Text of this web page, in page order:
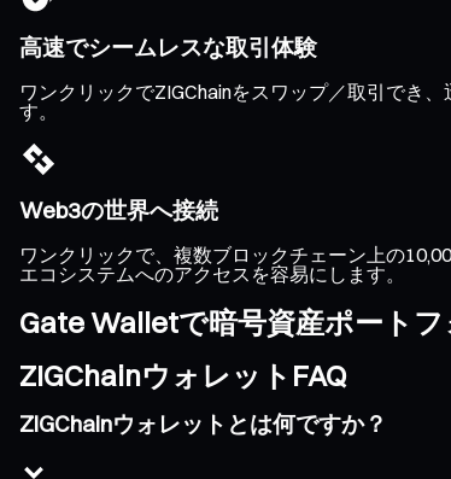
高速でシームレスな取引体験
ワンクリックでZIGChainをスワップ／取引でき
す。
Web3の世界へ接続
ワンクリックで、複数ブロックチェーン上の
エコシステムへのアクセスを容易にします。
Gate Walletで暗号資産ポートフ
ZIGChainウォレットFAQ
ZIGChainウォレットとは何ですか？